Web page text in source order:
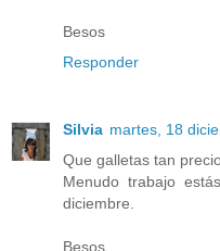
Besos
Responder
Silvia martes, 18
Que galletas tan
Menudo trabajo
diciembre.
Besos.